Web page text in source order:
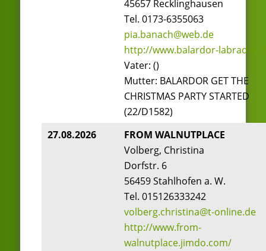
45657 Recklinghausen
Tel. 0173-6355063
pia.banach@web.de
http://www.balardor-
Vater: ()
Mutter: BALARDOR GET THE
CHRISTMAS PARTY STARTED
(22/D1582)
27.08.2026
FROM WALNUTPLACE
Volberg, Christina
Dorfstr. 6
56459 Stahlhofen a. W.
Tel. 015126333242
volberg.christina@t-online.de
http://www.from-
walnutplace.jimdo.com/